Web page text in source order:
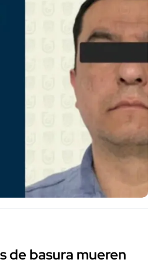
de basura mueren